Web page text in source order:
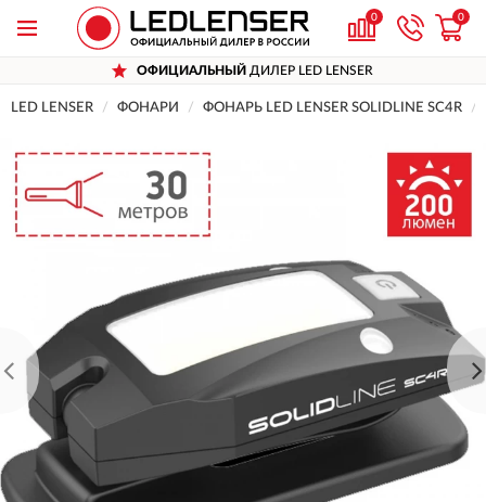
0 0
ОФИЦИАЛЬНЫЙДИЛЕР LED LENSER
LED LENSER ФОНАРИ ФОНАРЬ LED LENSER SOLIDLINE SC4R